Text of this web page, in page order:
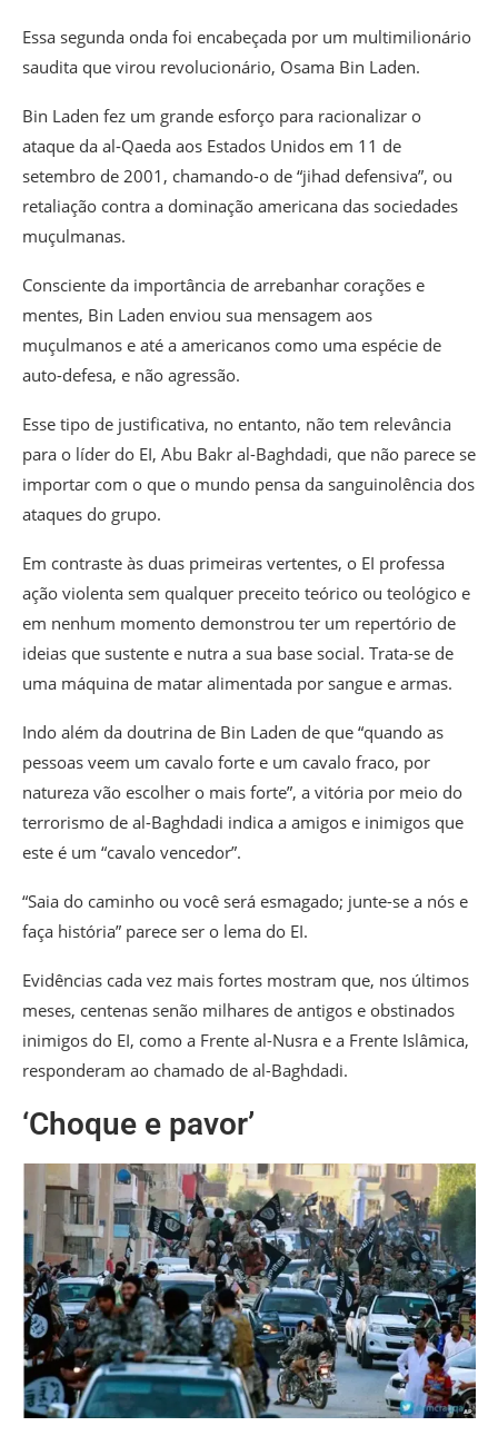
Essa segunda onda foi encabeçada por um multimilionário
saudita que virou revolucionário, Osama Bin Laden.
Bin Laden fez um grande esforço para racionalizar o
ataque da al-Qaeda aos Estados Unidos em 11 de
setembro de 2001, chamando-o de “jihad defensiva”, ou
retaliação contra a dominação americana das sociedades
muçulmanas.
Consciente da importância de arrebanhar corações e
mentes, Bin Laden enviou sua mensagem aos
muçulmanos e até a americanos como uma espécie de
auto-defesa, e não agressão.
Esse tipo de justificativa, no entanto, não tem relevância
para o líder do EI, Abu Bakr al-Baghdadi, que não parece se
importar com o que o mundo pensa da sanguinolência dos
ataques do grupo.
Em contraste às duas primeiras vertentes, o EI professa
ação violenta sem qualquer preceito teórico ou teológico e
em nenhum momento demonstrou ter um repertório de
ideias que sustente e nutra a sua base social. Trata-se de
uma máquina de matar alimentada por sangue e armas.
Indo além da doutrina de Bin Laden de que “quando as
pessoas veem um cavalo forte e um cavalo fraco, por
natureza vão escolher o mais forte”, a vitória por meio do
terrorismo de al-Baghdadi indica a amigos e inimigos que
este é um “cavalo vencedor”.
“Saia do caminho ou você será esmagado; junte-se a nós e
faça história” parece ser o lema do EI.
Evidências cada vez mais fortes mostram que, nos últimos
meses, centenas senão milhares de antigos e obstinados
inimigos do EI, como a Frente al-Nusra e a Frente Islâmica,
responderam ao chamado de al-Baghdadi.
‘Choque e pavor’